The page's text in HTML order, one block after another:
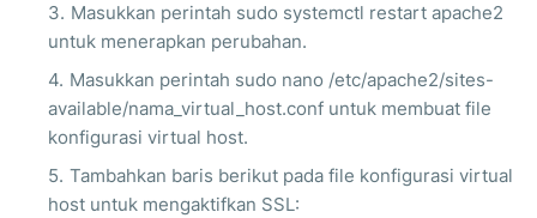
Masukkan perintah sudo systemctl restart apache2
untuk menerapkan perubahan.
Masukkan perintah sudo nano /etc/apache2/sites-
available/nama_virtual_host.conf untuk membuat file
konfigurasi virtual host.
Tambahkan baris berikut pada file konfigurasi virtual
host untuk mengaktifkan SSL: